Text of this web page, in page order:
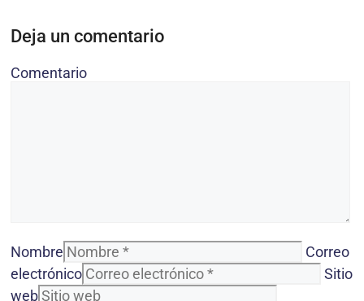
Deja un comentario
Comentario
Nombre
Correo
electrónico
Sitio
web